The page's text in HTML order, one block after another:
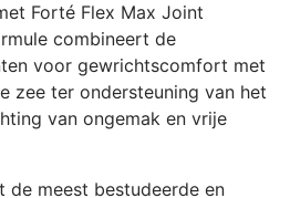
Forté Flex Max Joint
combineert de
voor gewrichtscomfort met
zee ter ondersteuning van het
van ongemak en vrije
de meest bestudeerde en